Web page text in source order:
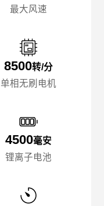
最大风速
8500转/分
单相无刷电机
4500毫安
锂离子电池